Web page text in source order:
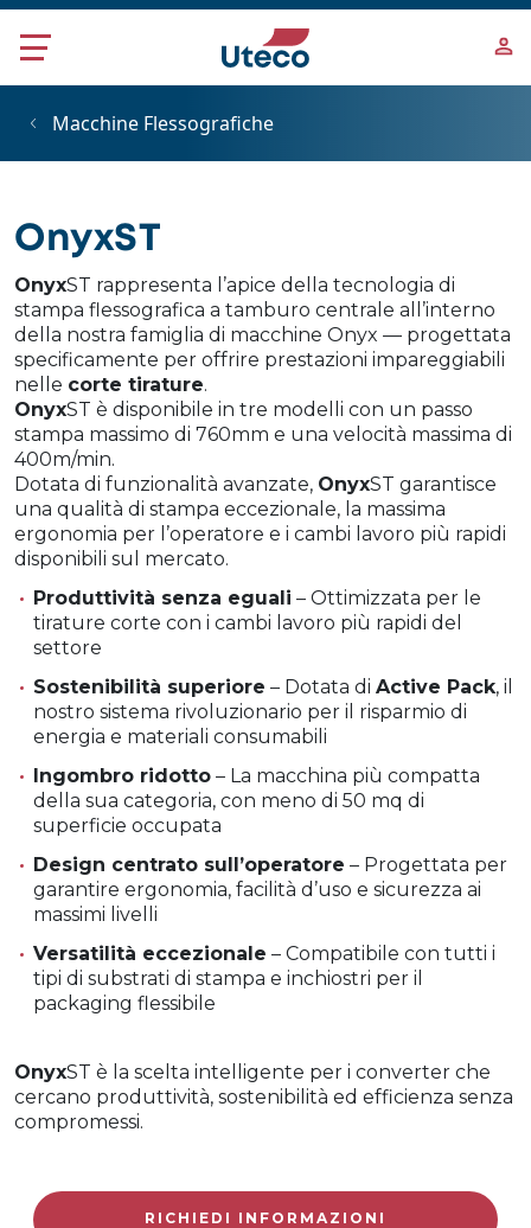
Salta al contenuto principale
Macchine Flessografiche
OnyxST
OnyxST rappresenta l’apice della tecnologia di
stampa flessografica a tamburo centrale all’interno
della nostra famiglia di macchine Onyx — progettata
specificamente per offrire prestazioni impareggiabili
nelle corte tirature.
OnyxST è disponibile in tre modelli con un passo
stampa massimo di 760mm e una velocità massima di
400m/min.
Dotata di funzionalità avanzate, OnyxST garantisce
una qualità di stampa eccezionale, la massima
ergonomia per l’operatore e i cambi lavoro più rapidi
disponibili sul mercato.
Produttività senza eguali – Ottimizzata per le
tirature corte con i cambi lavoro più rapidi del
settore
Sostenibilità superiore – Dotata di Active Pack, il
nostro sistema rivoluzionario per il risparmio di
energia e materiali consumabili
Ingombro ridotto – La macchina più compatta
della sua categoria, con meno di 50 mq di
superficie occupata
Design centrato sull’operatore – Progettata per
garantire ergonomia, facilità d’uso e sicurezza ai
massimi livelli
Versatilità eccezionale – Compatibile con tutti i
tipi di substrati di stampa e inchiostri per il
packaging flessibile
OnyxST è la scelta intelligente per i converter che
cercano produttività, sostenibilità ed efficienza senza
compromessi.
RICHIEDI INFORMAZIONI